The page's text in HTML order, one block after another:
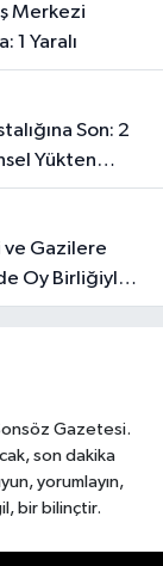
1 Yaralı
Yükten
Oy Birliğiyle
Gazetesi.
son dakika
yorumlayın,
bir bilinçtir.